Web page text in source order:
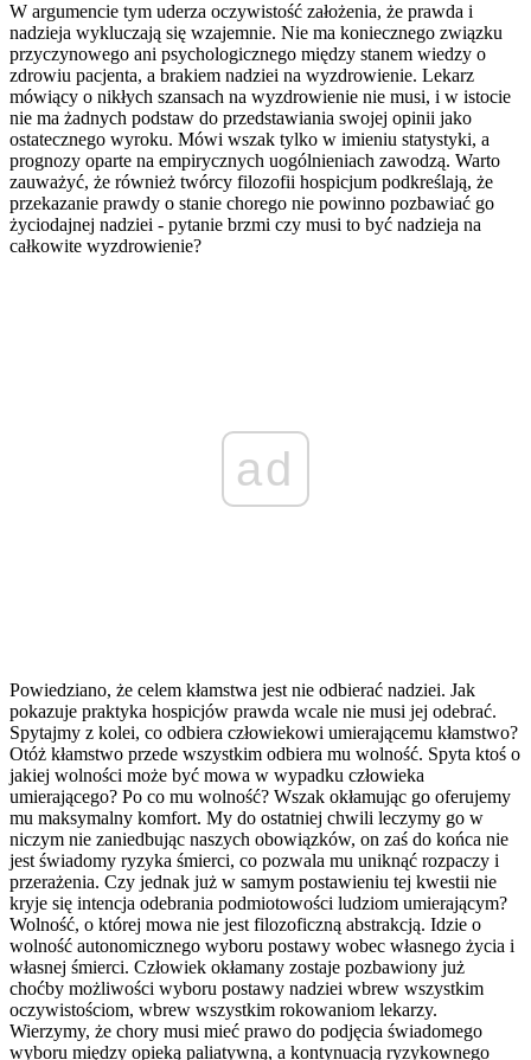
W argumencie tym uderza oczywistość założenia, że prawda i
nadzieja wykluczają się wzajemnie. Nie ma koniecznego związku
przyczynowego ani psychologicznego między stanem wiedzy o
zdrowiu pacjenta, a brakiem nadziei na wyzdrowienie. Lekarz
mówiący o nikłych szansach na wyzdrowienie nie musi, i w istocie
nie ma żadnych podstaw do przedstawiania swojej opinii jako
ostatecznego wyroku. Mówi wszak tylko w imieniu statystyki, a
prognozy oparte na empirycznych uogólnieniach zawodzą. Warto
zauważyć, że również twórcy filozofii hospicjum podkreślają, że
przekazanie prawdy o stanie chorego nie powinno pozbawiać go
życiodajnej nadziei - pytanie brzmi czy musi to być nadzieja na
całkowite wyzdrowienie?
ad
Powiedziano, że celem kłamstwa jest nie odbierać nadziei. Jak
pokazuje praktyka hospicjów prawda wcale nie musi jej odebrać.
Spytajmy z kolei, co odbiera człowiekowi umierającemu kłamstwo?
Otóż kłamstwo przede wszystkim odbiera mu wolność. Spyta ktoś o
jakiej wolności może być mowa w wypadku człowieka
umierającego? Po co mu wolność? Wszak okłamując go oferujemy
mu maksymalny komfort. My do ostatniej chwili leczymy go w
niczym nie zaniedbując naszych obowiązków, on zaś do końca nie
jest świadomy ryzyka śmierci, co pozwala mu uniknąć rozpaczy i
przerażenia. Czy jednak już w samym postawieniu tej kwestii nie
kryje się intencja odebrania podmiotowości ludziom umierającym?
Wolność, o której mowa nie jest filozoficzną abstrakcją. Idzie o
wolność autonomicznego wyboru postawy wobec własnego życia i
własnej śmierci. Człowiek okłamany zostaje pozbawiony już
choćby możliwości wyboru postawy nadziei wbrew wszystkim
oczywistościom, wbrew wszystkim rokowaniom lekarzy.
Wierzymy, że chory musi mieć prawo do podjęcia świadomego
wyboru między opieką paliatywną, a kontynuacją ryzykownego